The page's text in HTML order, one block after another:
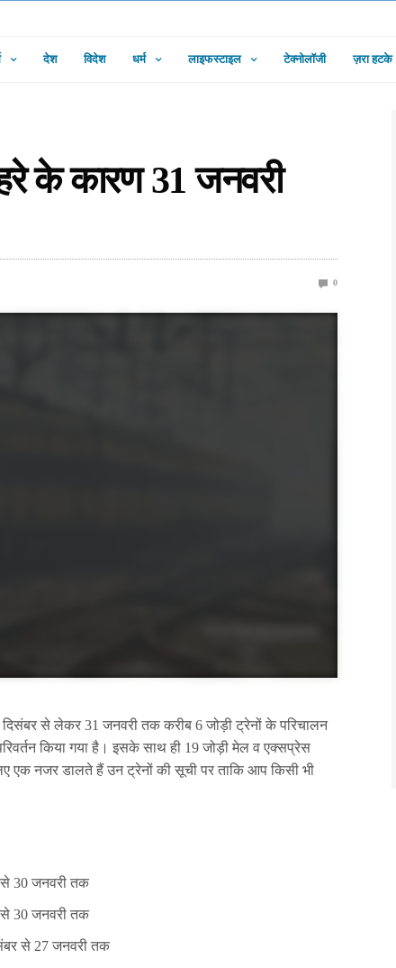
देश विदेश धर्म लाइफस्टाइल टेक्नोलॉजी ज़रा हटके
के कारण 31 जनवरी
0
से लेकर 31 जनवरी तक करीब 6 जोड़ी ट्रेनों के परिचालन
किया गया है। इसके साथ ही 19 जोड़ी मेल व एक्सप्रेस
एक नजर डालते हैं उन ट्रेनों की सूची पर ताकि आप किसी भी
से 30 जनवरी तक
से 30 जनवरी तक
से 27 जनवरी तक